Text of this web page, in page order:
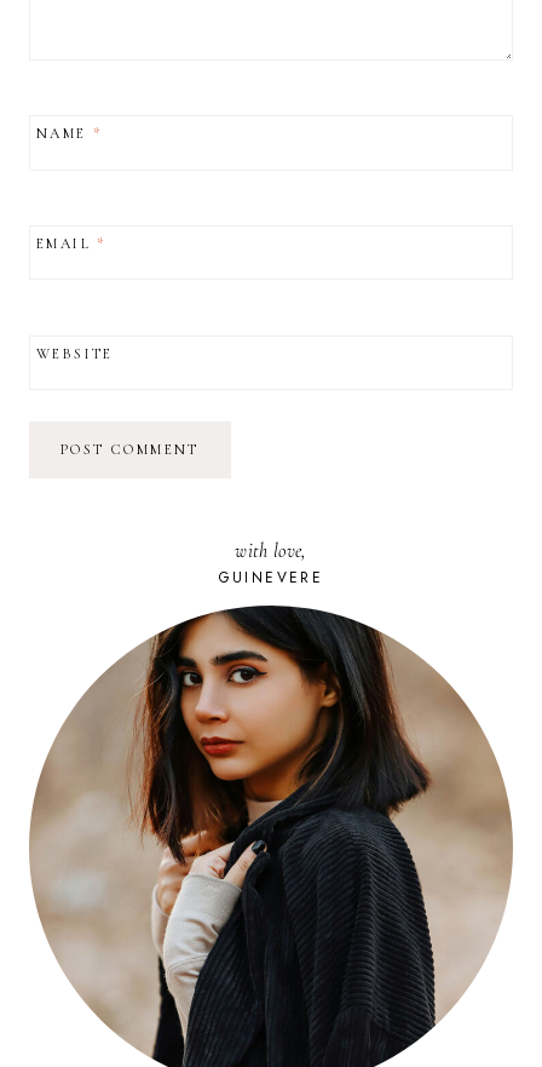
NAME *
EMAIL*
WEBSITE
with love,
GUINEVERE